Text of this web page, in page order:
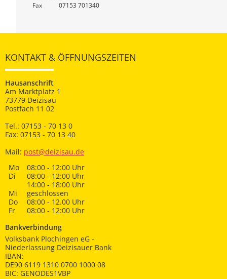
Fax 07153 701340
KONTAKT & ÖFFNUNGSZEITEN
Hausanschrift
Am Marktplatz 1
73779 Deizisau
Postfach 11 02
Tel.: 07153 - 70 13 0
Fax: 07153 - 70 13 40
Mail: post@deizisau.de
Mo
08:00 - 12:00 Uhr
Di
08:00 - 12:00 Uhr
14:00 - 18:00 Uhr
Mi
geschlossen
Do
08:00 - 12.00 Uhr
Fr
08:00 - 12:00 Uhr
Bankverbindung
Volksbank Plochingen eG -
Niederlassung Deizisauer Bank
IBAN:
DE90 6119 1310 0700 1000 08
BIC: GENODES1VBP